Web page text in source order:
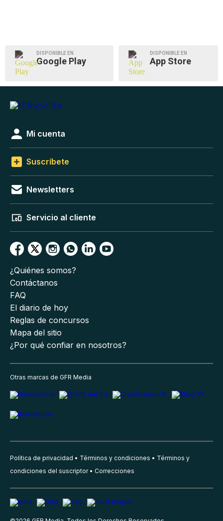
DISPONIBLE EN
Google Play
DISPONIBLE EN
App Store
Mi cuenta
Suscríbete
Newsletters
Servicio al cliente
¿Quiénes somos?
Contáctanos
FAQ
El diario de hoy
Reglas de concursos
Mapa del sitio
¿Por qué confiar en nosotros?
Otras marcas de GFR Media
Política de privacidad Términos y condiciones
Términos y
condiciones del suscriptor
Correcciones